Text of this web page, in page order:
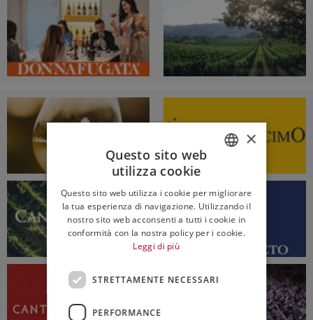
ENGLISH
×
Questo sito web
utilizza cookie
Questo sito web utilizza i cookie per migliorare
la tua esperienza di navigazione. Utilizzando il
nostro sito web acconsenti a tutti i cookie in
conformità con la nostra policy per i cookie.
Leggi di più
STRETTAMENTE NECESSARI
PERFORMANCE